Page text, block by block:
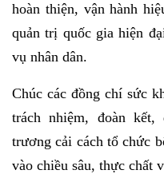
hoàn thiện, vận hành
quản trị quốc gia hiện
vụ nhân dân.
Chúc các đồng chí sức
trách nhiệm, đoàn
trương cải cách tổ chức
vào chiều sâu, thực chất